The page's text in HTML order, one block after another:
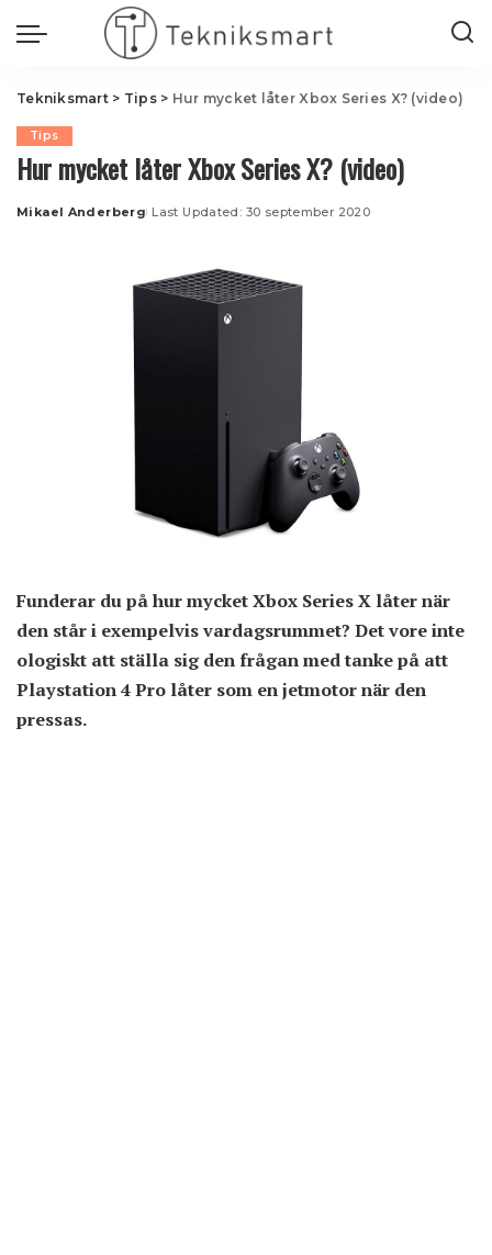
Tekniksmart> Tips> Hur mycket låter Xbox Series X? (video)
Tips
Hur mycket låter Xbox Series X? (video)
Posted
Mikael Anderberg Last Updated: 30 september 2020
Funderar du på hur mycket Xbox Series X låter när
den står i exempelvis vardagsrummet? Det vore inte
ologiskt att ställa sig den frågan med tanke på att
Playstation 4 Pro låter som en jetmotor när den
pressas.